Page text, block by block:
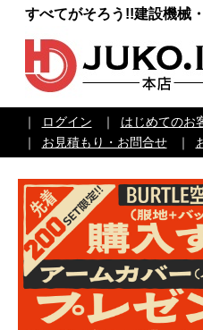
すべてがそろう!!建設機械
｜ ログイン ｜ はじめてのお
｜
お見積もり・お問合せ ｜